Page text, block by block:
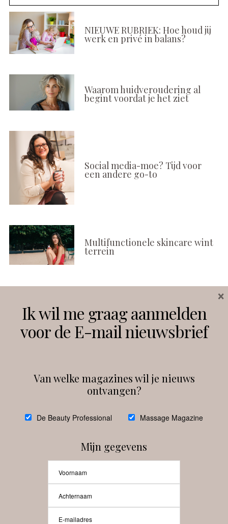
NIEUWE RUBRIEK: Hoe houd jij
werk en privé in balans?
Waarom huidveroudering al
begint voordat je het ziet
Social media-moe? Tijd voor
een andere go-to
Multifunctionele skincare wint
terrein
Instagram Facebook
debeautyprofessional
Ik wil me graag aanmelden
voor de E-mail nieuwsbrief
Van welke magazines wil je nieuws
ontvangen?
De Beauty Professional Massage Magazine
Mijn gegevens
×